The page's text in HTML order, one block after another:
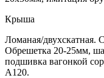
Крыша
Ломаная/двухскатная.
Обрешетка 20-25мм,
подшивка вагонкой
А120.